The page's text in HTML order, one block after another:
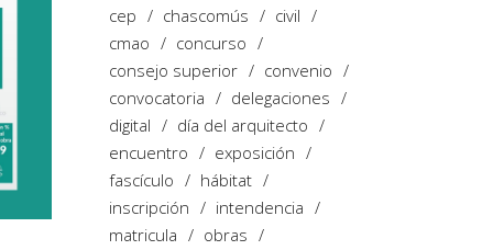
cep
chascomús
civil
cmao
concurso
consejo superior
convenio
convocatoria
delegaciones
digital
día del arquitecto
encuentro
exposición
fascículo
hábitat
inscripción
intendencia
matricula
obras